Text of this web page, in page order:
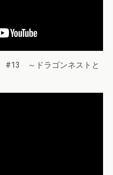
#13 ～ドラゴンネストと